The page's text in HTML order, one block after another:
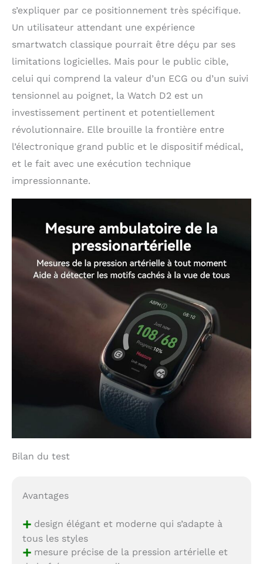
s’expliquer par ce positionnement très spécifique.
Un utilisateur attendant une expérience
smartwatch classique pourrait être déçu par ses
limitations logicielles. Mais pour le public cible,
celui qui comprend la valeur d’un ECG ou d’un suivi
tensionnel au poignet, la Watch D2 est un
investissement pertinent et potentiellement
révolutionnaire. Elle brouille la frontière entre
l’électronique grand public et le dispositif médical,
et le fait avec une exécution technique
impressionnante.
Bilan du test
Avantages
+design élégant et moderne qui s’adapte à
tous les styles
+mesure précise de la pression artérielle et